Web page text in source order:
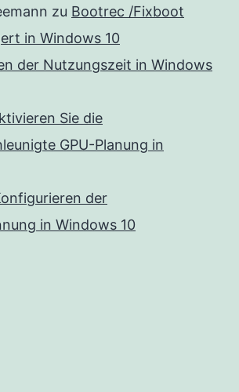
zu Bootrec /Fixboot
in Windows 10
der Nutzungszeit in Windows
Sie die
GPU-Planung in
der
in Windows 10